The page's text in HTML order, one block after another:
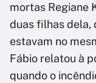
mortas Regiane
duas filhas dela,
estavam no
Fábio relatou à
quando o